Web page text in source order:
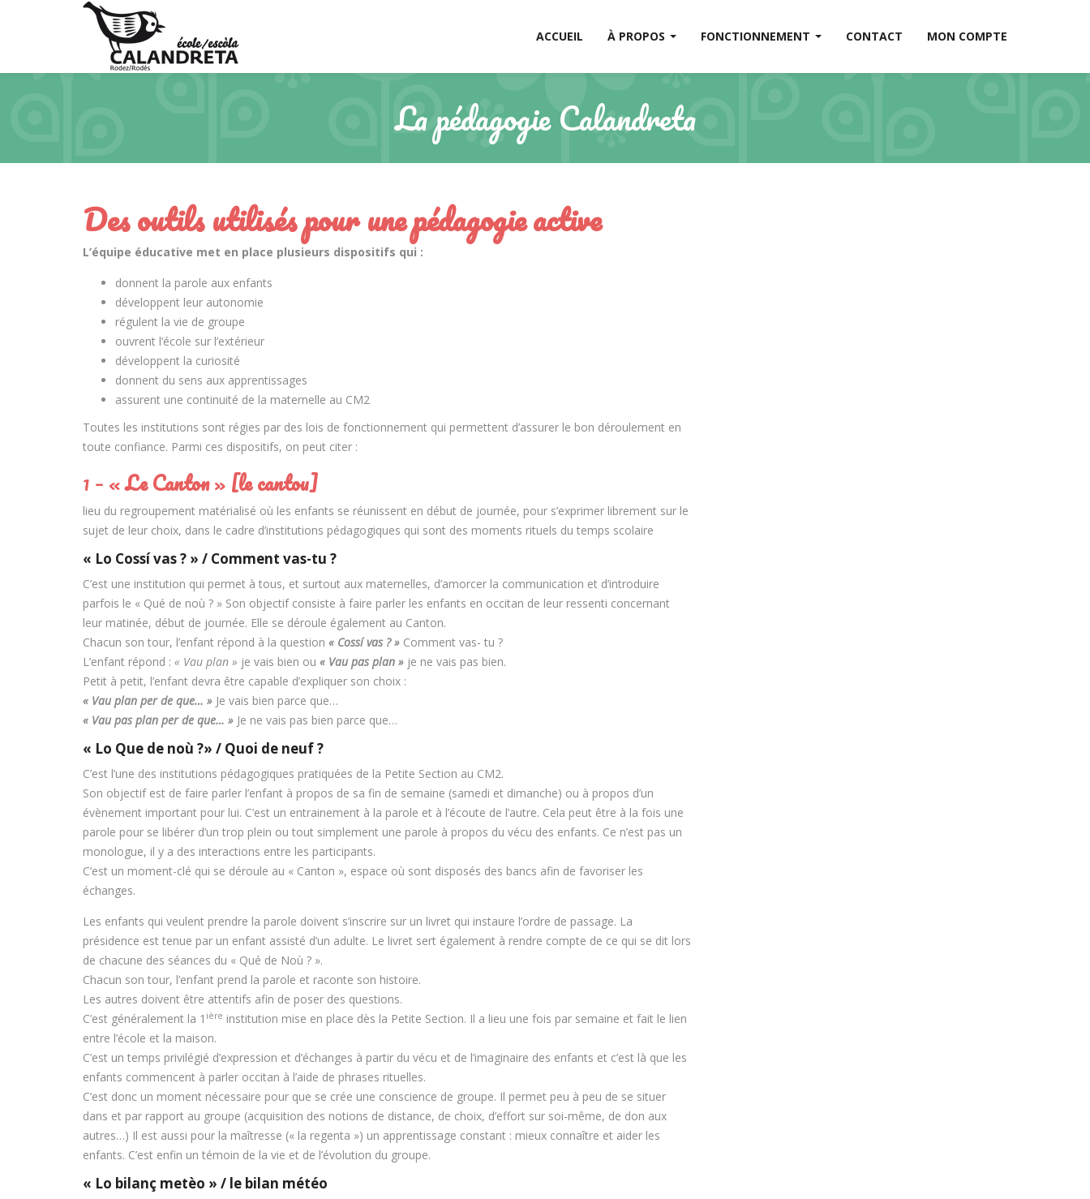
ACCUEIL À PROPOS FONCTIONNEMENT CONTACT MON COMPTE
La pédagogie Calandreta
Des outils utilisés pour une pédagogie active
L’équipe éducative met en place plusieurs dispositifs qui :
donnent la parole aux enfants
développent leur autonomie
régulent la vie de groupe
ouvrent l’école sur l’extérieur
développent la curiosité
donnent du sens aux apprentissages
assurent une continuité de la maternelle au CM2
Toutes les institutions sont régies par des lois de fonctionnement qui permettent d’assurer le bon déroulement en
toute confiance. Parmi ces dispositifs, on peut citer :
1 – «Le Canton» [le cantou]
lieu du regroupement matérialisé où les enfants se réunissent en début de journée, pour s’exprimer librement sur le
sujet de leur choix, dans le cadre d’institutions pédagogiques qui sont des moments rituels du temps scolaire
« Lo Cossí vas ? » / Comment vas-tu ?
C’est une institution qui permet à tous, et surtout aux maternelles, d’amorcer la communication et d’introduire
parfois le « Qué de noù ? » Son objectif consiste à faire parler les enfants en occitan de leur ressenti concernant
leur matinée, début de journée. Elle se déroule également au Canton.
Chacun son tour, l’enfant répond à la question « Cossí vas ? » Comment vas- tu ?
L’enfant répond : « Vau plan » je vais bien ou « Vau pas plan » je ne vais pas bien.
Petit à petit, l’enfant devra être capable d’expliquer son choix :
« Vau plan per de que… » Je vais bien parce que…
« Vau pas plan per de que… » Je ne vais pas bien parce que…
« Lo Que de noù ?» / Quoi de neuf ?
C’est l’une des institutions pédagogiques pratiquées de la Petite Section au CM2.
Son objectif est de faire parler l’enfant à propos de sa fin de semaine (samedi et dimanche) ou à propos d’un
évènement important pour lui. C’est un entrainement à la parole et à l’écoute de l’autre. Cela peut être à la fois une
parole pour se libérer d’un trop plein ou tout simplement une parole à propos du vécu des enfants. Ce n’est pas un
monologue, il y a des interactions entre les participants.
C’est un moment-clé qui se déroule au « Canton », espace où sont disposés des bancs afin de favoriser les
échanges.
Les enfants qui veulent prendre la parole doivent s’inscrire sur un livret qui instaure l’ordre de passage. La
présidence est tenue par un enfant assisté d’un adulte. Le livret sert également à rendre compte de ce qui se dit lors
de chacune des séances du « Qué de Noù ? ».
Chacun son tour, l’enfant prend la parole et raconte son histoire.
Les autres doivent être attentifs afin de poser des questions.
C’est généralement la 1 ière institution mise en place dès la Petite Section. Il a lieu une fois par semaine et fait le lien
entre l’école et la maison.
C’est un temps privilégié d’expression et d’échanges à partir du vécu et de l’imaginaire des enfants et c’est là que les
enfants commencent à parler occitan à l’aide de phrases rituelles.
C’est donc un moment nécessaire pour que se crée une conscience de groupe. Il permet peu à peu de se situer
dans et par rapport au groupe (acquisition des notions de distance, de choix, d’effort sur soi-même, de don aux
autres…) Il est aussi pour la maîtresse (« la regenta ») un apprentissage constant : mieux connaître et aider les
enfants. C’est enfin un témoin de la vie et de l’évolution du groupe.
« Lo bilanç metèo » / le bilan météo